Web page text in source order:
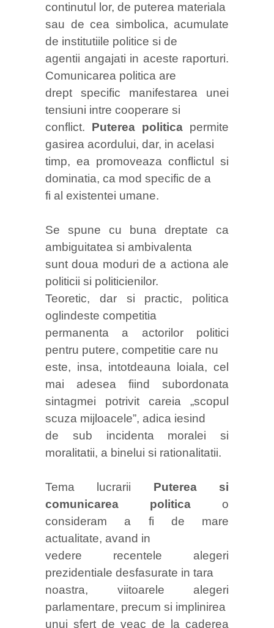
continutul lor, de puterea materiala
sau de cea simbolica, acumulate
de institutiile politice si de
agentii angajati in aceste raporturi.
Comunicarea politica are
drept specific manifestarea unei
tensiuni intre cooperare si
conflict. Puterea politica permite
gasirea acordului, dar, in acelasi
timp, ea promoveaza conflictul si
dominatia, ca mod specific de a
fi al existentei umane.
Se spune cu buna dreptate ca
ambiguitatea si ambivalenta
sunt doua moduri de a actiona ale
politicii si politicienilor.
Teoretic, dar si practic, politica
oglindeste competitia
permanenta a actorilor politici
pentru putere, competitie care nu
este, insa, intotdeauna loiala, cel
mai adesea fiind subordonata
sintagmei potrivit careia „scopul
scuza mijloacele”, adica iesind
de sub incidenta moralei si
moralitatii, a binelui si rationalitatii.
Tema lucrarii Puterea si
comunicarea politica o
consideram a fi de mare
actualitate, avand in
vedere recentele alegeri
prezidentiale desfasurate in tara
noastra, viitoarele alegeri
parlamentare, precum si implinirea
unui sfert de veac de la caderea